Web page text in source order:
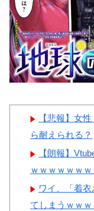
エッ画像♪
海外「日本よ、お前
ーワンだ」 熊本地震
本の対応のスピード
撃
女ｗｗｗ
Powered by livedoor 相
【悲報】女
ら耐えられる？
【朗報】
ｗｗｗｗｗｗｗ
ワイ、「着
てしまうｗｗｗ